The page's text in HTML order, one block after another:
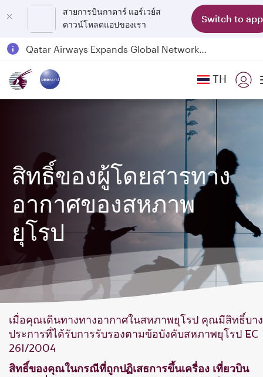
สายการบินกาตาร์ แอร์เวย์ส
ดาวน์โหลดแอปของเรา
Switch to app
18 June 2026: Updates on Travelling with Power Banks
6 August 2026: Qatar Airways flight resumption to Bahrain (BAH), Erbil (EBL), and Kuwait (KWI)
TH
สิทธิ์ของผู้โดยสารทาง
อากาศของสหภาพ
ยุโรป
เมื่อคุณเดินทางทางอากาศในสหภาพยุโรป คุณมีสิทธิ์บาง
ประการที่ได้รับการรับรองตามข้อบังคับสหภาพยุโรป EC
261/2004
สิทธิ์ของคุณในกรณีที่ถูกปฏิเสธการขึ้นเครื่อง เที่ยวบิน